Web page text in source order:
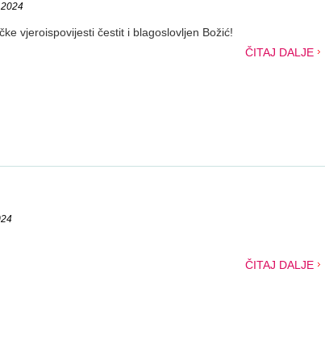
vjeroispovijesti čestit i blagoslovljen Božić!
ČITAJ DALJE
ČITAJ DALJE